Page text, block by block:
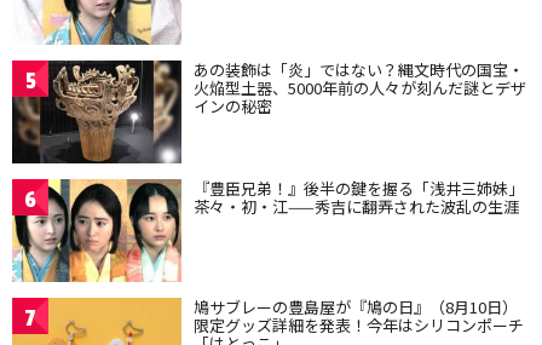
5 あの装飾は「炎」ではない？縄文時代の国宝・
火焔型土器、5000年前の人々が刻んだ謎とデザ
インの秘密
6 『豊臣兄弟！』後半の鍵を握る「浅井三姉妹」
茶々・初・江——秀吉に翻弄された波乱の生涯
7 鳩サブレーの豊島屋が『鳩の日』（8月10日）
限定グッズ詳細を発表！今年はシリコンポーチ